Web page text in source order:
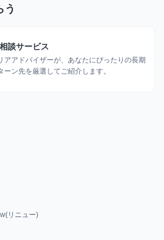
う
談サービス
アアドバイザーが、あなたにぴったりの長期
ーン先を厳選してご紹介します。
リニュー)